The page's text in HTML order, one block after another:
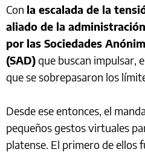
Con la escalada de la
aliado de la
por las Sociedades
(SAD)que buscan impulsar,
que se sobrepasaron los
Desde ese entonces, el
pequeños gestos virtuales
platense. El primero de ellos